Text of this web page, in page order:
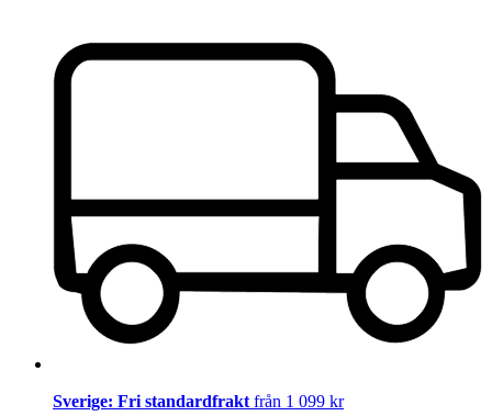
Sverige: Fri standardfrakt från 1 099 kr